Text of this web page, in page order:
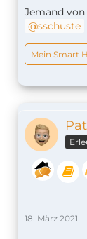
Jemand
sschuste
Mein Smart
18. März 2021